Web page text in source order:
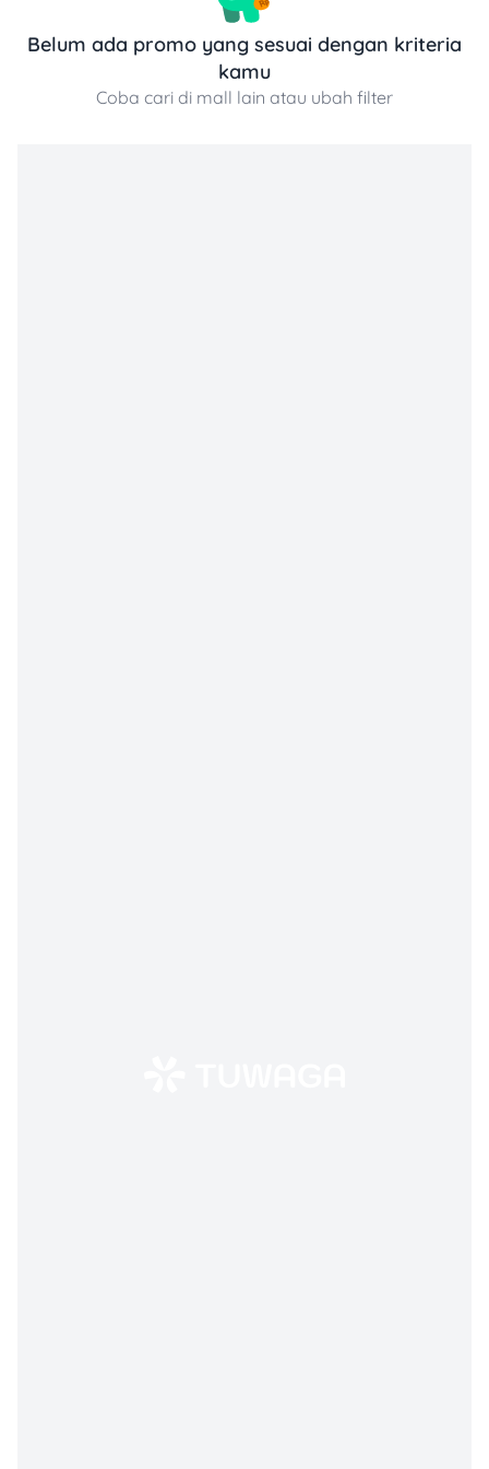
cashback untuk transaksi dine-in maupun takeaway.
Kisaran Harga Produk Roti Jerapah
Roti Jerapah menawarkan berbagai pilihan roti dan camilan
Belum ada promo yang sesuai dengan kriteria
kamu
Coba cari di mall lain atau ubah filter